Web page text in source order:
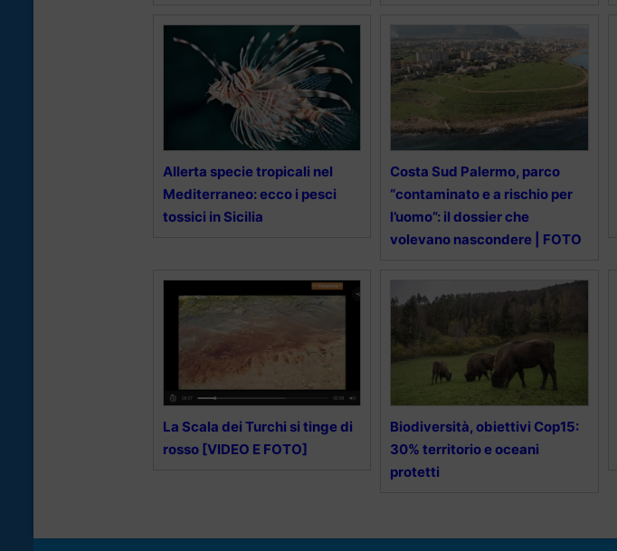
Allerta specie tropicali nel
Mediterraneo: ecco i pesci
tossici in Sicilia
Costa Sud Palermo, parco
“contaminato e a rischio per
l’uomo”: il dossier che
volevano nascondere | FOTO
La Scala dei Turchi si tinge di
rosso [VIDEO E FOTO]
Biodiversità, obiettivi Cop15:
30% territorio e oceani
protetti